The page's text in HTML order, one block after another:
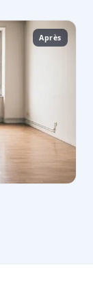
Après